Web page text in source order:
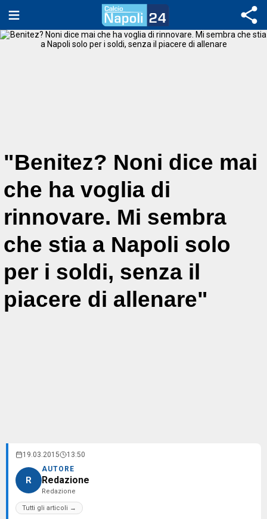
"Benitez? Noni dice mai
che ha voglia di
rinnovare. Mi sembra
che stia a Napoli solo
per i soldi, senza il
piacere di allenare"
19.03.2015 13:50
R
AUTORE
Redazione
Redazione
Tutti gli articoli →